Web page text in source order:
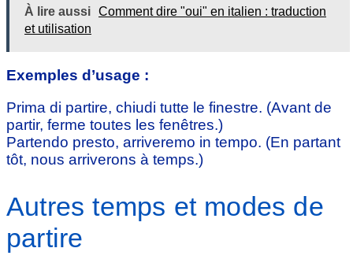
À lire aussi Comment dire "oui" en italien : traduction
et utilisation
Exemples d’usage :
Prima di partire, chiudi tutte le finestre. (Avant de
partir, ferme toutes les fenêtres.)
Partendo presto, arriveremo in tempo. (En partant
tôt, nous arriverons à temps.)
Autres temps et modes de
partire